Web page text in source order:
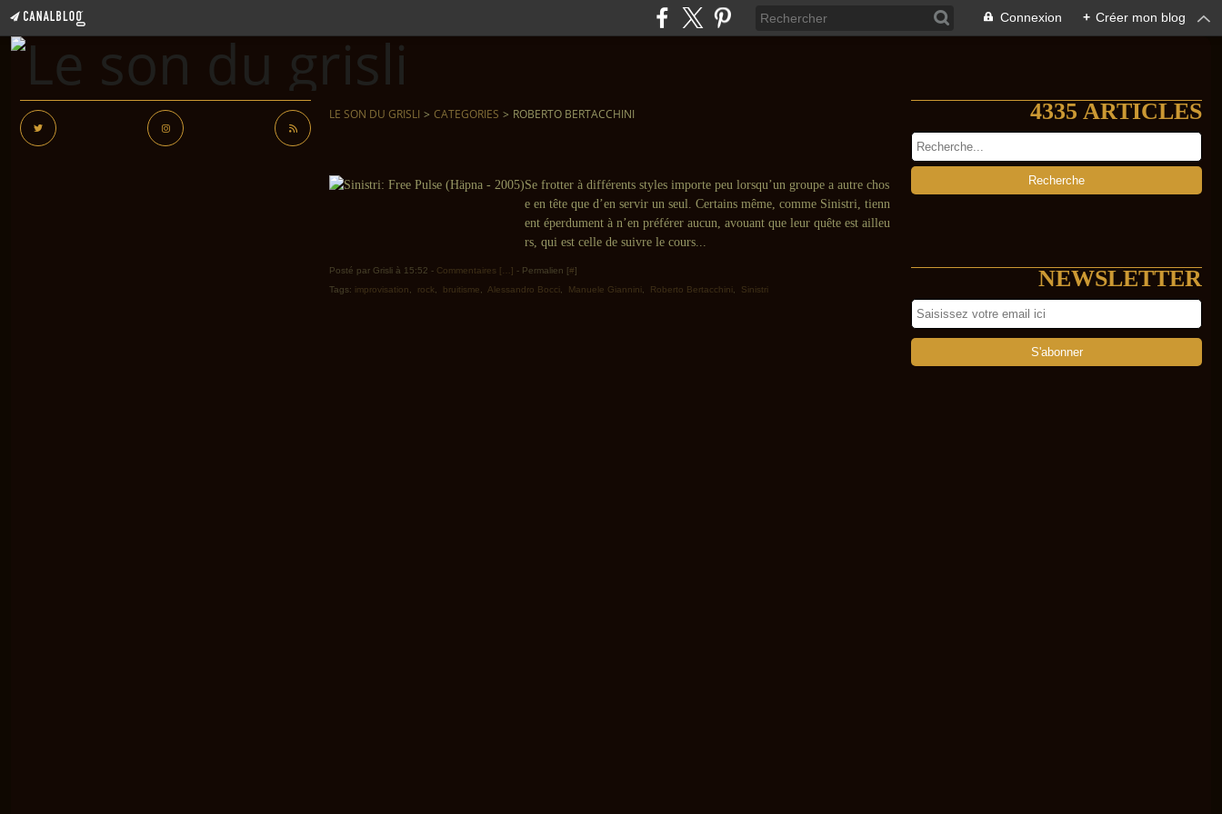
Connexion + Créer mon blog
LE SON DU GRISLI > CATEGORIES > ROBERTO BERTACCHINI
Se frotter à différents styles importe peu lorsqu’un groupe a autre chos
e en tête que d’en servir un seul. Certains même, comme Sinistri, tienn
ent éperdument à n’en préférer aucun, avouant que leur quête est ailleu
rs, qui est celle de suivre le cours...
Posté par Grisli à 15:52 - Commentaires [ ] - Permalien [#]
Tags: improvisation rock bruitisme Alessandro Bocci Manuele Giannini Roberto Bertacchini Sinistri
4335 ARTICLES
NEWSLETTER